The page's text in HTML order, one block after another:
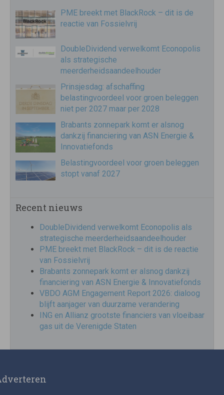
PME breekt met BlackRock – dit is de
reactie van Fossielvrij
DoubleDividend verwelkomt Econopolis
als strategische
meerderheidsaandeelhouder
Prinsjesdag: afschaffing
belastingvoordeel voor groen beleggen
niet per 2027 maar per 2028
Brabants zonnepark komt er alsnog
dankzij financiering van ASN Energie &
Innovatiefonds
Belastingvoordeel voor groen beleggen
stopt vanaf 2027
Recent nieuws
DoubleDividend verwelkomt Econopolis als
strategische meerderheidsaandeelhouder
PME breekt met BlackRock – dit is de reactie
van Fossielvrij
Brabants zonnepark komt er alsnog dankzij
financiering van ASN Energie & Innovatiefonds
VBDO AGM Engagement Report 2026: dialoog
blijft aanjager van duurzame verandering
ING en Allianz grootste financiers van vloeibaar
gas uit de Verenigde Staten